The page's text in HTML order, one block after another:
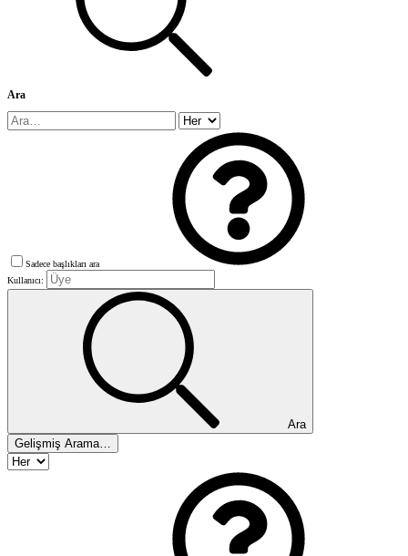
Ara
Sadece başlıkları ara
Kullanıcı:
Ara
Gelişmiş Arama…